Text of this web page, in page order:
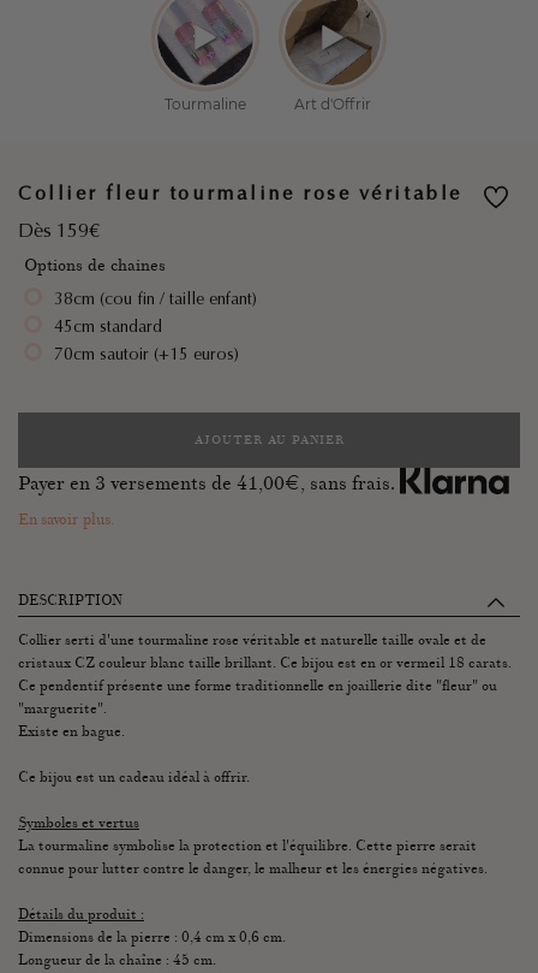
Collier fleur tourmaline rose véritable
Dès 159€
Options de chaines
38cm (cou fin / taille enfant)
45cm standard
70cm sautoir (+15 euros)
AJOUTER AU PANIER
Payer en 3 versements de 41,00€, sans frais.
En savoir plus.
DESCRIPTION
Collier serti d'une tourmaline rose véritable et naturelle taille ovale et de
cristaux CZ couleur blanc taille brillant. Ce bijou est en or vermeil 18 carats.
Ce pendentif présente une forme traditionnelle en joaillerie dite "fleur" ou
"marguerite".
Existe en bague.
Ce bijou est un cadeau idéal à offrir.
Symboles et vertus
La tourmaline symbolise la protection et l'équilibre. Cette pierre serait
connue pour lutter contre le danger, le malheur et les énergies négatives.
Détails du produit :
Dimensions de la pierre : 0,4 cm x 0,6 cm.
Longueur de la chaîne : 45 cm.